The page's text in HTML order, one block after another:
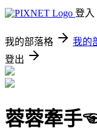
登入
我的部落格 我的
登出
蓉蓉牽手